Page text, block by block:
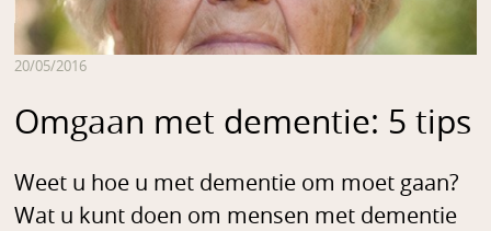
20/05/2016
Omgaan met dementie: 5 tips
Weet u hoe u met dementie om moet gaan?
Wat u kunt doen om mensen met dementie